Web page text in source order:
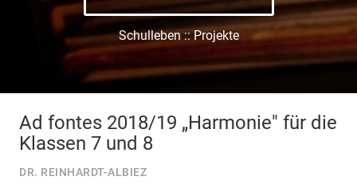
Schulleben :: Projekte
Ad fontes 2018/19 „Harmonie" für die
Klassen 7 und 8
DR. REINHARDT-ALBIEZ